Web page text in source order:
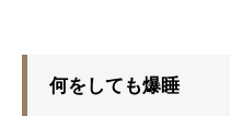
何をしても爆睡